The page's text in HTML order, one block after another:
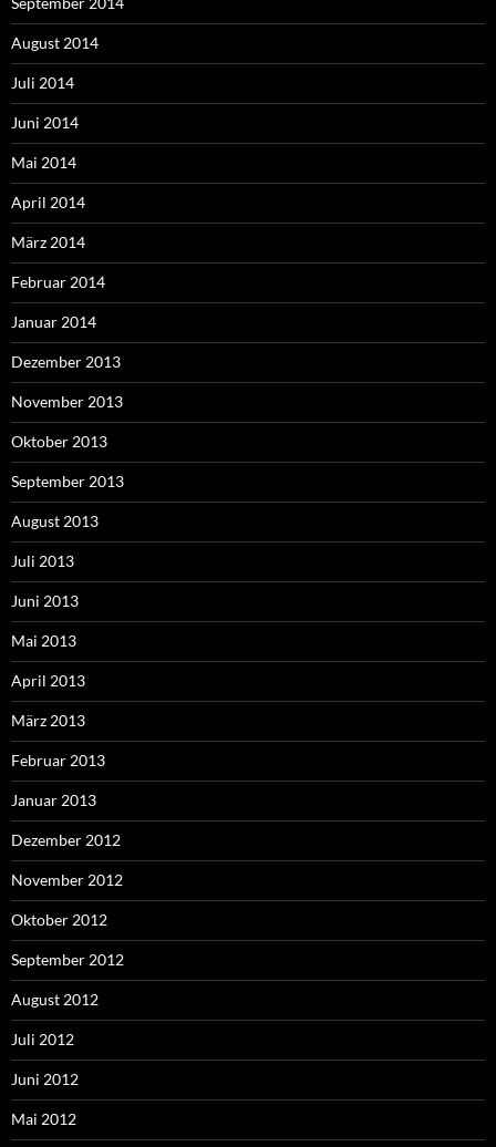
August 2014
Juli 2014
Juni 2014
Mai 2014
April 2014
März 2014
Februar 2014
Januar 2014
Dezember 2013
November 2013
Oktober 2013
September 2013
August 2013
Juli 2013
Juni 2013
Mai 2013
April 2013
März 2013
Februar 2013
Januar 2013
Dezember 2012
November 2012
Oktober 2012
September 2012
August 2012
Juli 2012
Juni 2012
Mai 2012